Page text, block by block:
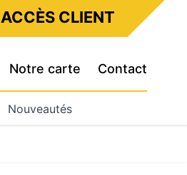
ACCÈS CLIENT
Notre carte Contact
Nouveautés